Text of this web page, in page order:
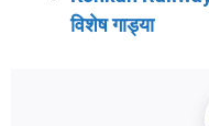
विशेष गाड्या